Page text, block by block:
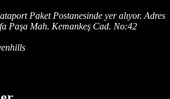
Paket Postanesinde yer alıyor. Adres
Paşa Mah. Kemankeş Cad. No:42